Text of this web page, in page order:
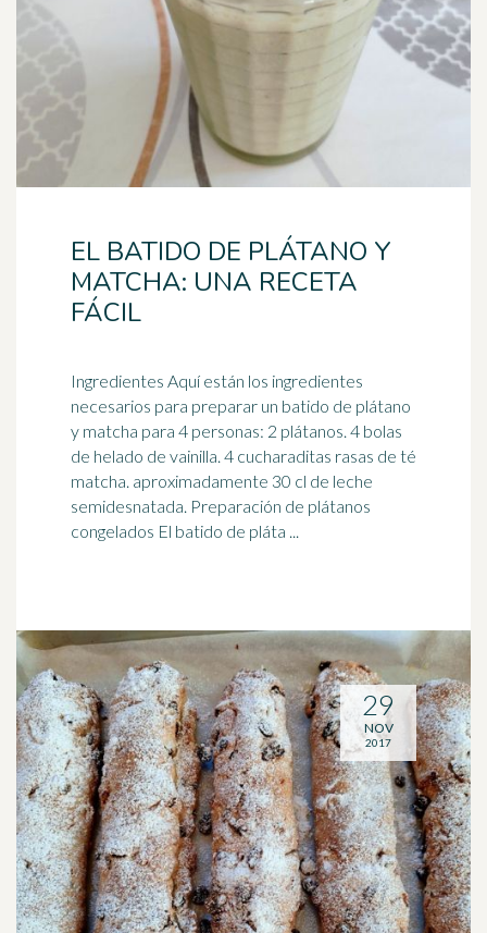
EL BATIDO DE PLÁTANO Y
MATCHA: UNA RECETA
FÁCIL
Ingredientes Aquí están los ingredientes
necesarios para preparar un batido de plátano
y matcha para 4 personas: 2 plátanos. 4 bolas
de helado de vainilla. 4 cucharaditas rasas de té
matcha. aproximadamente 30 cl de leche
semidesnatada. Preparación de plátanos
congelados El batido de pláta ...
29
NOV
2017